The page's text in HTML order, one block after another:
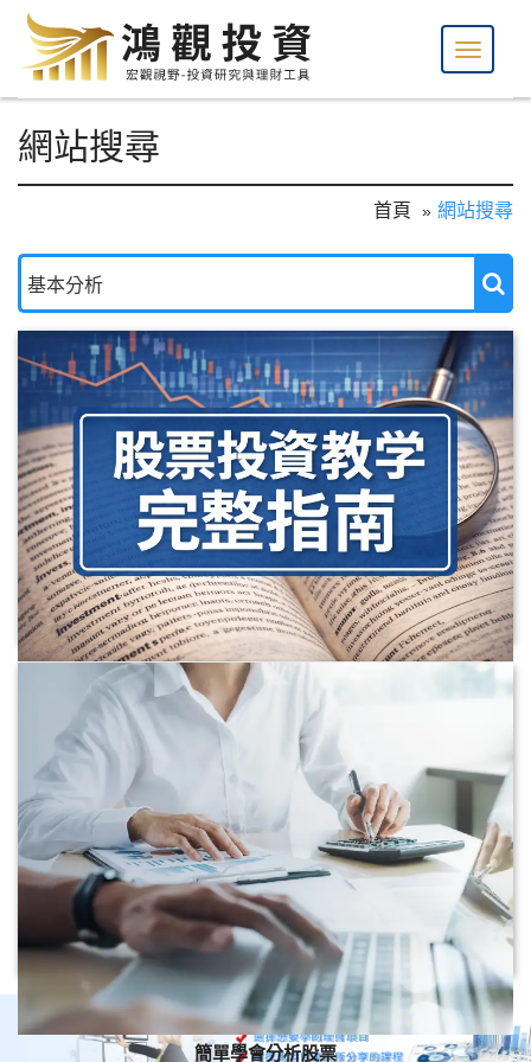
網站搜尋
首頁 網站搜尋
股票投資怎麼開始？新手股票投資完整教學，從開戶、選股到
下單一次看懂
票投資怎麼開始？本文用最白話方式整理新手股票投資完整教學，從股票是
什麼、證券戶怎麼開、股票怎麼買、選股方法、風險控管到常見問題一次看
懂，適合想學股票投資入門的人。
簡單學會分析股票